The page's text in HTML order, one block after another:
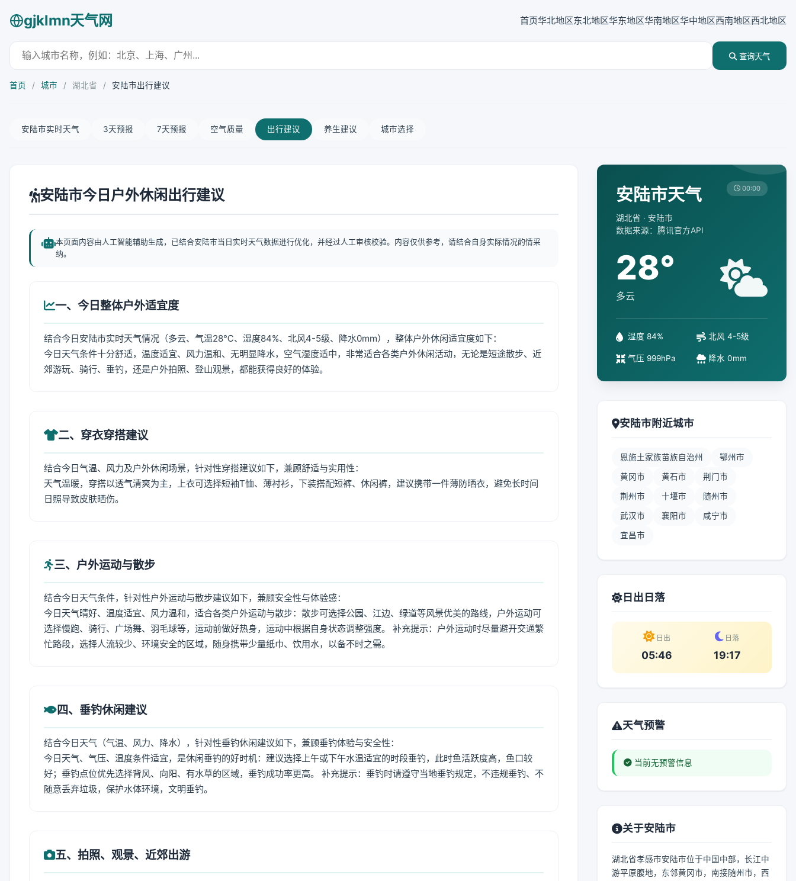
gjklmn天气网 首页华北地区东北地区华东地区华南地区华中地区西南地区西北地区
查询天气
首页 / 城市 / 湖北省 / 安陆市出行建议
安陆市实时天气 3天预报 7天预报 空气质量 出行建议 养生建议 城市选择
安陆市今日户外休闲出行建议
本页面内容由人工智能辅助生成，已结合安陆市当日实时天气数据进行优化，并经过人工审核校验。内容仅供参考，请结合自身实际情况酌情采
纳。
一、今日整体户外适宜度
结合今日安陆市实时天气情况（多云、气温28℃、湿度84%、北风4-5级、降水0mm），整体户外休闲适宜度如下：
今日天气条件十分舒适，温度适宜、风力温和、无明显降水，空气湿度适中，非常适合各类户外休闲活动，无论是短途散步、近
郊游玩、骑行、垂钓，还是户外拍照、登山观景，都能获得良好的体验。
二、穿衣穿搭建议
结合今日气温、风力及户外休闲场景，针对性穿搭建议如下，兼顾舒适与实用性：
天气温暖，穿搭以透气清爽为主，上衣可选择短袖T恤、薄衬衫，下装搭配短裤、休闲裤，建议携带一件薄防晒衣，避免长时间
日照导致皮肤晒伤。
三、户外运动与散步
结合今日天气条件，针对性户外运动与散步建议如下，兼顾安全性与体验感：
今日天气晴好、温度适宜、风力温和，适合各类户外运动与散步：散步可选择公园、江边、绿道等风景优美的路线，户外运动可
选择慢跑、骑行、广场舞、羽毛球等，运动前做好热身，运动中根据自身状态调整强度。 补充提示：户外运动时尽量避开交通繁
忙路段，选择人流较少、环境安全的区域，随身携带少量纸巾、饮用水，以备不时之需。
四、垂钓休闲建议
结合今日天气（气温、风力、降水），针对性垂钓休闲建议如下，兼顾垂钓体验与安全性：
今日天气、气压、温度条件适宜，是休闲垂钓的好时机：建议选择上午或下午水温适宜的时段垂钓，此时鱼活跃度高，鱼口较
好；垂钓点位优先选择背风、向阳、有水草的区域，垂钓成功率更高。 补充提示：垂钓时请遵守当地垂钓规定，不违规垂钓、不
随意丢弃垃圾，保护水体环境，文明垂钓。
五、拍照、观景、近郊出游
安陆市天气
湖北省 · 安陆市
数据来源：腾讯官方API
00:00
28°
多云
湿度 84% 北风 4-5级
气压 999hPa 降水 0mm
安陆市附近城市
恩施土家族苗族自治州 鄂州市
黄冈市 黄石市 荆门市
荆州市 十堰市 随州市
武汉市 襄阳市 咸宁市
宜昌市
日出日落
日出
05:46
日落
19:17
天气预警
当前无预警信息
关于安陆市
湖北省孝感市安陆市位于中国中部，长江中
游平原腹地，东邻黄冈市，南接随州市，西